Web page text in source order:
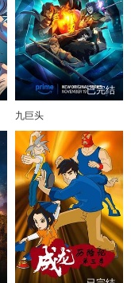
已完结
九巨头